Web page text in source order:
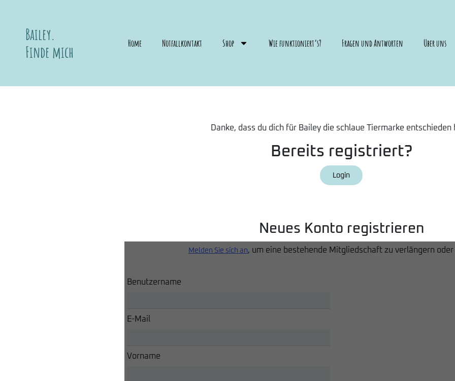
Bailey.
Finde mich
Home Notfallkontakt Shop Wie funktioniert’s? Fragen und Antworten Über uns
Danke, dass du dich für Bailey die schlaue Tiermarke entschieden
Bereits registriert?
Login
Neues Konto registrieren
Melden Sie sich an, um eine bestehende Mitgliedschaft zu verlängern oder
Benutzername
E-Mail
Vorname